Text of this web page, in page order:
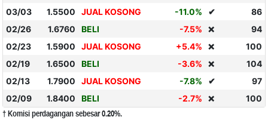
03/03
1.5500 JUAL KOSONG -11.0% ✔
86
02/26
1.6760 BELI -7.5% ❌
94
02/23
1.5900 JUAL KOSONG +5.4% ❌
100
02/19
1.6500 BELI -3.6% ❌
104
02/13
1.7900 JUAL KOSONG -7.8% ✔
97
02/09
1.8400 BELI -2.7% ❌ 100
† Komisi perdagangan sebesar 0.20%.